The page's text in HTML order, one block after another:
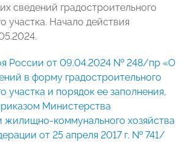
сведений градостроительного
участка. Начало действия
России от 09.04.2024 № 248/пр «О
в форму градостроительного
участка и порядок ее заполнения,
Министерства
жилищно-коммунального хозяйства
от 25 апреля 2017 г. № 741/